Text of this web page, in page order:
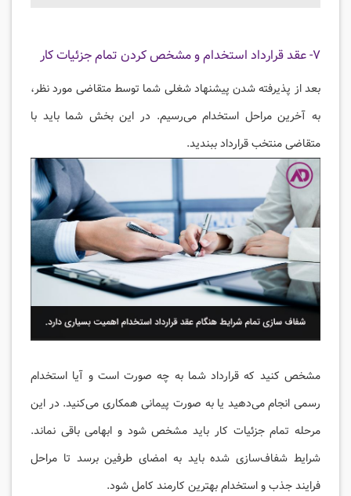
۷- عقد قرارداد استخدام و مشخص کردن تمام جزئیات کار
بعد از پذیرفته شدن پیشنهاد شغلی شما توسط متقاضی مورد نظر،
به آخرین مراحل استخدام می‌رسیم. در این بخش شما باید با
متقاضی منتخب قرارداد ببندید.
مشخص کنید که قرارداد شما به چه صورت است و آیا استخدام
رسمی انجام می‌دهید یا به صورت پیمانی همکاری می‌کنید. در این
مرحله تمام جزئیات کار باید مشخص شود و ابهامی باقی نماند.
شرایط شفاف‌سازی شده باید به امضای طرفین برسد تا مراحل
فرایند جذب و استخدام بهترین کارمند کامل شود.